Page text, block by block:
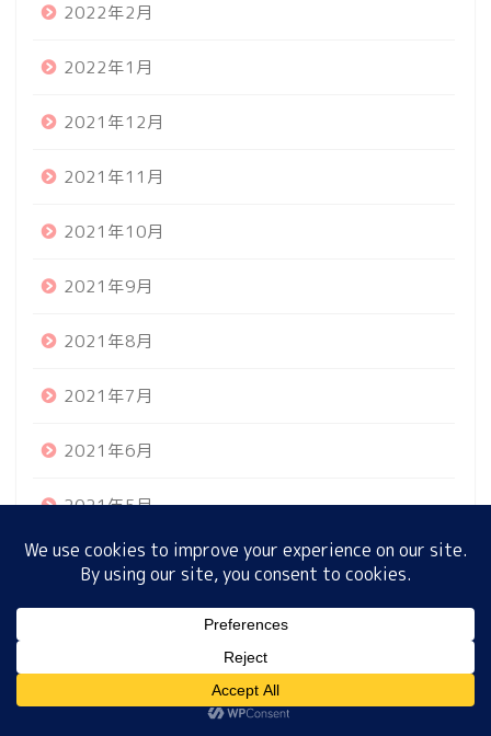
2022年2月
2022年1月
2021年12月
2021年11月
2021年10月
2021年9月
2021年8月
2021年7月
2021年6月
2021年5月
2021年4月
2021年3月
2021年2月
プロフィール サイトマップ